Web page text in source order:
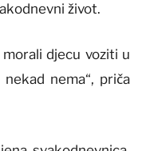
život.
djecu voziti u
nema“, priča